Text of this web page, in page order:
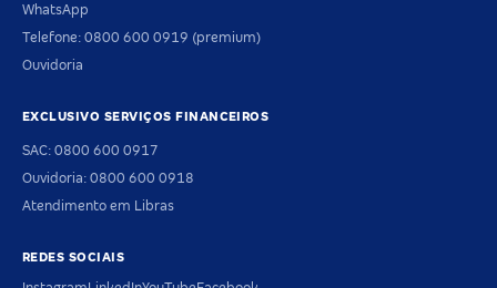
WhatsApp
Telefone: 0800 600 0919 (premium)
Ouvidoria
EXCLUSIVO SERVIÇOS FINANCEIROS
SAC: 0800 600 0917
Ouvidoria: 0800 600 0918
Atendimento em Libras
REDES SOCIAIS